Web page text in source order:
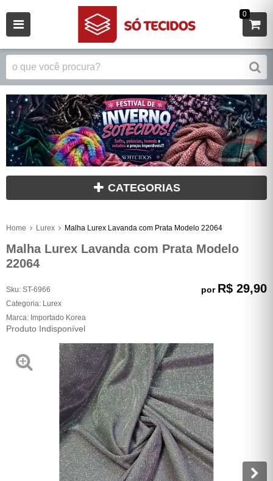
0
CATEGORIAS
Home Lurex Malha Lurex Lavanda com Prata Modelo 22064
Malha Lurex Lavanda com Prata Modelo
22064
Sku: ST-6966
Categoria: Lurex
Marca: Importado Korea
Produto Indisponível
por R$ 29,90